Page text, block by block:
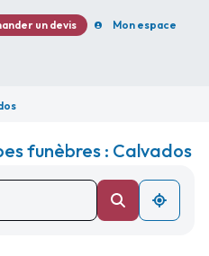
un devis Mon espace
funèbres : Calvados